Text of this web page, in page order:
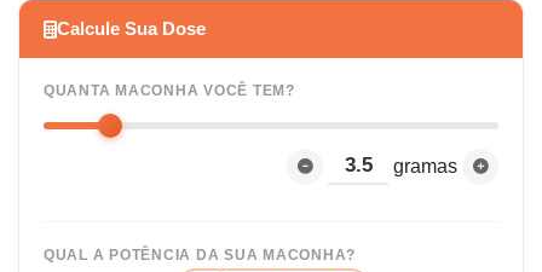
Calcule Sua Dose
QUANTA MACONHA VOCÊ TEM?
gramas
QUAL A POTÊNCIA DA SUA MACONHA?